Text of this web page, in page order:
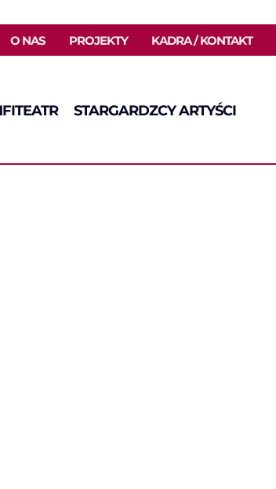
O NAS PROJEKTY KADRA / KONTAKT
STARGARDZCY ARTYŚCI